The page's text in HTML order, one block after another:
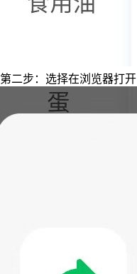
第二步：选择在浏览器打开